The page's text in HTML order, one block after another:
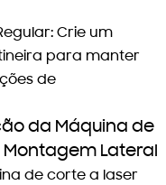
Crie um
para manter
de
da Máquina de
Montagem Lateral
de corte a laser